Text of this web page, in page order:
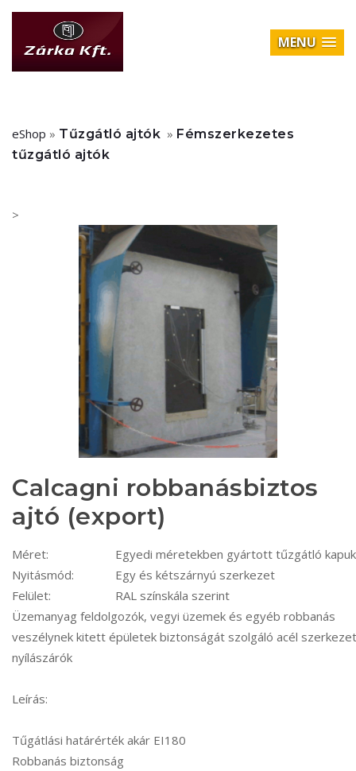
MENU
eShop » Tűzgátló ajtók » Fémszerkezetes
tűzgátló ajtók
>
Calcagni robbanásbiztos
ajtó (export)
Méret:
Egyedi méretekben gyártott tűzgátló kapuk
Nyitásmód:
Egy és kétszárnyú szerkezet
Felület:
RAL színskála szerint
Üzemanyag feldolgozók, vegyi üzemek és egyéb robbanás
veszélynek kitett épületek biztonságát szolgáló acél
nyílászárók
Leírás:
Tűgátlási határérték akár EI180
Robbanás biztonság